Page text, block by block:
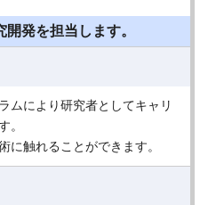
発を担当します。
ムにより研究者としてキャリ
。
に触れることができます。